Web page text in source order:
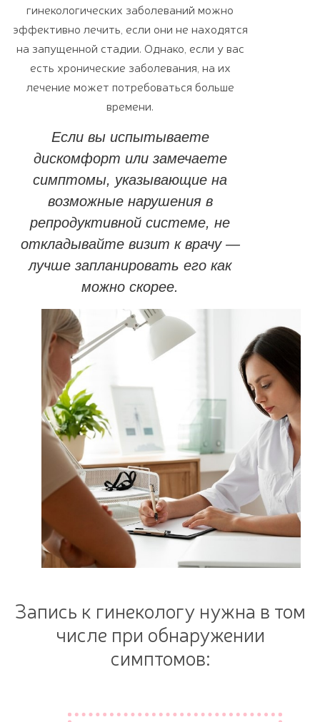
гинекологических заболеваний можно
эффективно лечить, если они не находятся
на запущенной стадии. Однако, если у вас
есть хронические заболевания, на их
лечение может потребоваться больше
времени.
Если вы испытываете
дискомфорт или замечаете
симптомы, указывающие на
возможные нарушения в
репродуктивной системе, не
откладывайте визит к врачу —
лучше запланировать его как
можно скорее.
Запись к гинекологу нужна в том
числе при обнаружении
симптомов: